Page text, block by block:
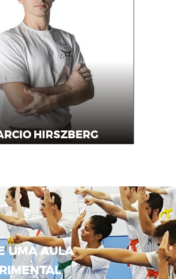
HIRSZBERG
Mestre
UMA AULA